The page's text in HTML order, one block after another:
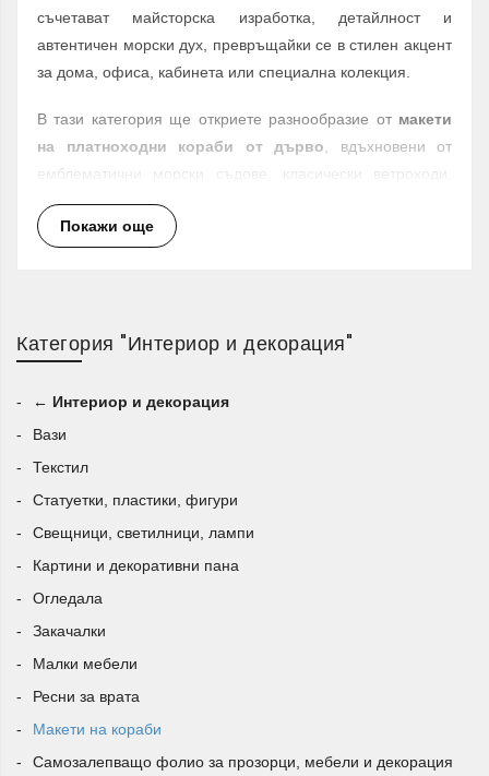
съчетават майсторска изработка, детайлност и
автентичен морски дух, превръщайки се в стилен акцент
за дома, офиса, кабинета или специална колекция.
В тази категория ще откриете разнообразие от макети
на платноходни кораби от дърво , вдъхновени от
емблематични морски съдове, класически ветроходи,
исторически кораби и декоративни модели с
впечатляваща визия. Всеки модел е подходящ както за
Защо да изберете дървен макет на
платноходен кораб?
Дървените корабни макети
красота, стабилност и усещане за автентичност.
Детайлите по корпуса, мачтите, платната, въжетата и
Изискана морска декорация
Подходящ подарък
мореплаване и история;
Колекционерска стойност
детайлните модели;
Класически дизайн, който се вписва в различни
Покажи още
Категория "Интериор и декорация"
← Интериор и декорация
Вази
Текстил
Статуетки, пластики, фигури
Свещници, светилници, лампи
Картини и декоративни пана
Огледала
Закачалки
Малки мебели
Ресни за врата
Макети на кораби
Самозалепващо фолио за прозорци, мебели и декорация